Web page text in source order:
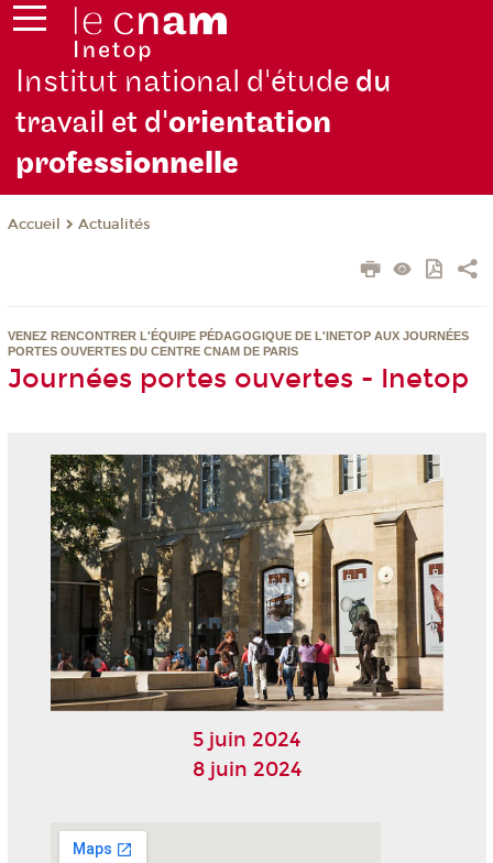
Institut national d'étude du
travail et d'orientation
professionnelle
Accueil Actualités
VENEZ RENCONTRER L'ÉQUIPE PÉDAGOGIQUE DE L'INETOP AUX JOURNÉES
PORTES OUVERTES DU CENTRE CNAM DE PARIS
Journées portes ouvertes - Inetop
5 juin 2024
8 juin 2024